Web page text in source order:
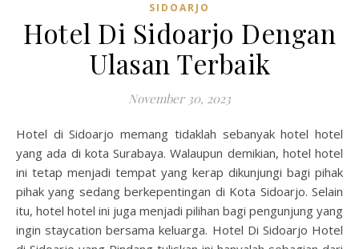
SIDOARJO
Hotel Di Sidoarjo Dengan
Ulasan Terbaik
November 30, 2023
Hotel di Sidoarjo memang tidaklah sebanyak hotel hotel
yang ada di kota Surabaya. Walaupun demikian, hotel hotel
ini tetap menjadi tempat yang kerap dikunjungi bagi pihak
pihak yang sedang berkepentingan di Kota Sidoarjo. Selain
itu, hotel hotel ini juga menjadi pilihan bagi pengunjung yang
ingin staycation bersama keluarga. Hotel Di Sidoarjo Hotel